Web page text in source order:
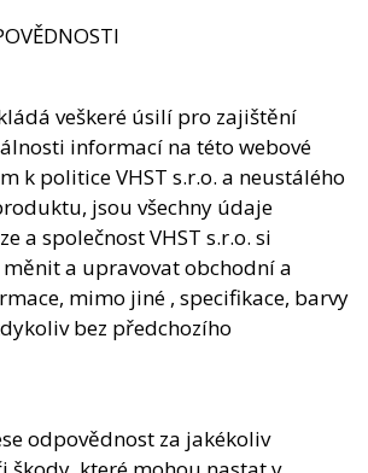
veškeré úsilí pro zajištění
informací na této webové
k politice VHST s.r.o. a neustálého
jsou všechny údaje
a společnost VHST s.r.o. si
a upravovat obchodní a
mimo jiné , specifikace, barvy
bez předchozího
odpovědnost za jakékoliv